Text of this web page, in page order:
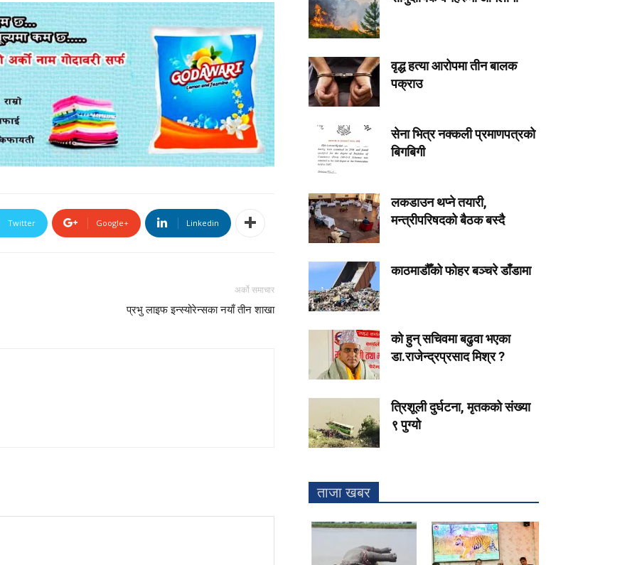
Twitter Google+ Linkedin
अर्को समाचार
प्रभु लाइफ इन्स्योरेन्सका नयाँ तीन शाखा
वृद्ध हत्या आरोपमा तीन बालक
पक्राउ
सेना भित्र नक्कली प्रमाणपत्रको
बिगबिगी
लकडाउन थप्ने तयारी,
मन्त्रीपरिषदको बैठक बस्दै
काठमाडौँको फोहर बञ्चरे डाँडामा
को हुन् सचिवमा बढुवा भएका
डा.राजेन्द्रप्रसाद मिश्र ?
त्रिशूली दुर्घटना, मृतकको संख्या
९ पुग्यो
ताजा खबर